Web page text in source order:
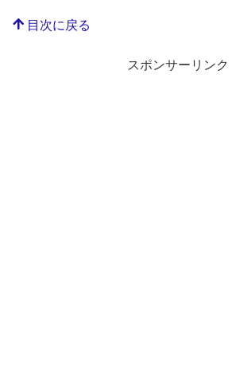
目次に戻る
スポンサーリンク